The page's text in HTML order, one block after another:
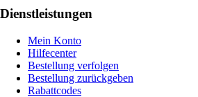
Dienstleistungen
Mein Konto
Hilfecenter
Bestellung verfolgen
Bestellung zurückgeben
Rabattcodes